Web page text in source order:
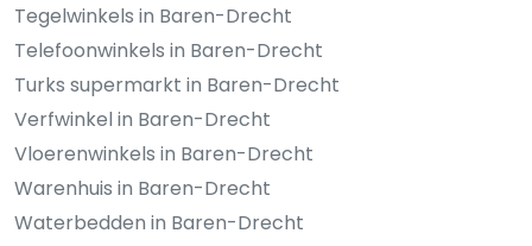
Tegelwinkels in Baren-Drecht
Telefoonwinkels in Baren-Drecht
Turks supermarkt in Baren-Drecht
Verfwinkel in Baren-Drecht
Vloerenwinkels in Baren-Drecht
Warenhuis in Baren-Drecht
Waterbedden in Baren-Drecht